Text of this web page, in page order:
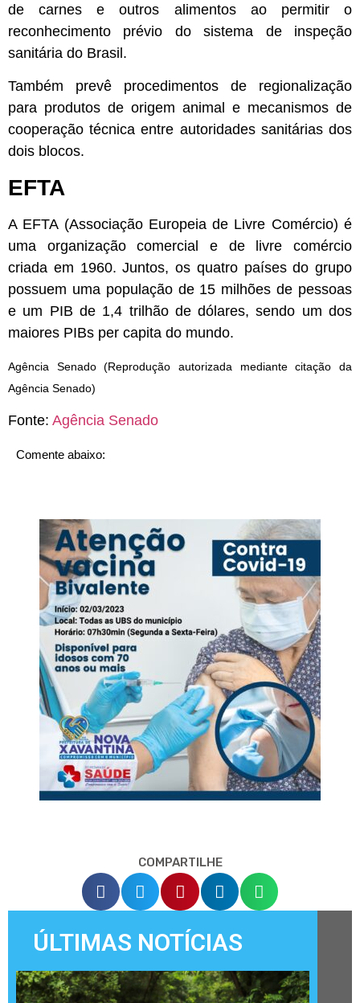
de carnes e outros alimentos ao permitir o
reconhecimento prévio do sistema de inspeção
sanitária do Brasil.
Também prevê procedimentos de regionalização
para produtos de origem animal e mecanismos de
cooperação técnica entre autoridades sanitárias dos
dois blocos.
EFTA
A EFTA (Associação Europeia de Livre Comércio) é
uma organização comercial e de livre comércio
criada em 1960. Juntos, os quatro países do grupo
possuem uma população de 15 milhões de pessoas
e um PIB de 1,4 trilhão de dólares, sendo um dos
maiores PIBs per capita do mundo.
Agência Senado (Reprodução autorizada mediante citação da
Agência Senado)
Fonte: Agência Senado
Comente abaixo:
COMPARTILHE
ÚLTIMAS NOTÍCIAS